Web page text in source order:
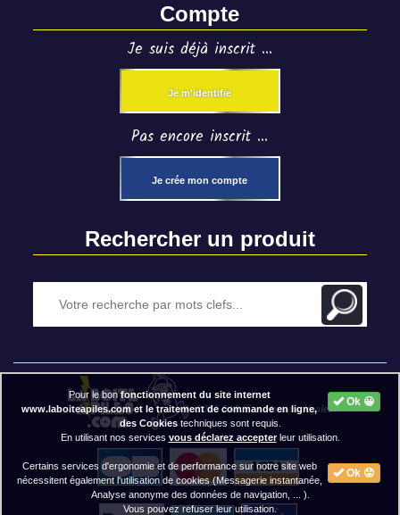
Compte
Je suis déjà inscrit ...
Je m'identifie
Pas encore inscrit ...
Je crée mon compte
Rechercher un produit
2020 BAP ⓒ - Mentions légales
Ok 😀
Pour le bonfonctionnement du site internet
www.laboiteapiles.com et le traitement de commande en ligne,
des Cookiestechniques sont requis.
En utilisant nos services vous déclarez accepterleur utilisation.
Ok 😟
Certains services d'ergonomie et de performance sur notre site web
nécessitent également l'utilisation de cookies (Messagerie instantanée,
Analyse anonyme des données de navigation, ... ).
Vous pouvez refuser leur utilisation.